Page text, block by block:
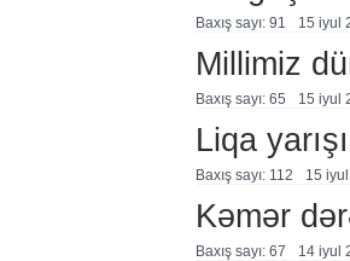
Baxış sayı: 91 15 i̇yul
Millimiz
Baxış sayı: 65 15 i̇yul
Liqa
Baxış sayı: 112 15
Kəmər
Baxış sayı: 67 14 i̇yul